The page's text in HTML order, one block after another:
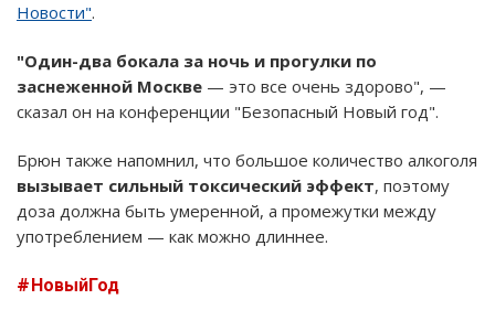
Новости".
"Один-два бокала за ночь и прогулки по
заснеженной Москве — это все очень здорово", —
сказал он на конференции "Безопасный Новый год".
Брюн также напомнил, что большое количество алкоголя
вызывает сильный токсический эффект, поэтому
доза должна быть умеренной, а промежутки между
употреблением — как можно длиннее.
НовыйГод